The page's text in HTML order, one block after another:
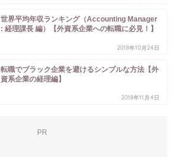
世界平均年収ランキング（Accounting Manager
: 経理課長 編）【外資系企業への転職に必見！】
2018年10月24日
転職でブラック企業を避けるシンプルな方法【外
資系企業の経理編】
2018年11月4日
PR